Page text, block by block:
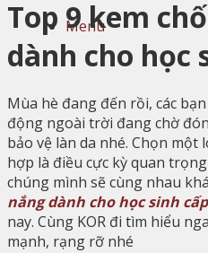
Menu
Top 9 kem
dành cho học
Mùa hè đang đến rồi, các
động ngoài trời đang chờ
bảo vệ làn da nhé. Chọn một
hợp là điều cực kỳ quan
chúng mình sẽ cùng nhau
nắng dành cho học sinh
nay. Cùng KOR đi tìm hiểu
mạnh, rạng rỡ nhé